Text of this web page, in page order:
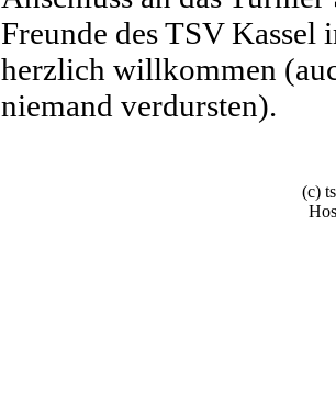
Freunde des TSV Kassel
herzlich willkommen
niemand verdursten).
(c)